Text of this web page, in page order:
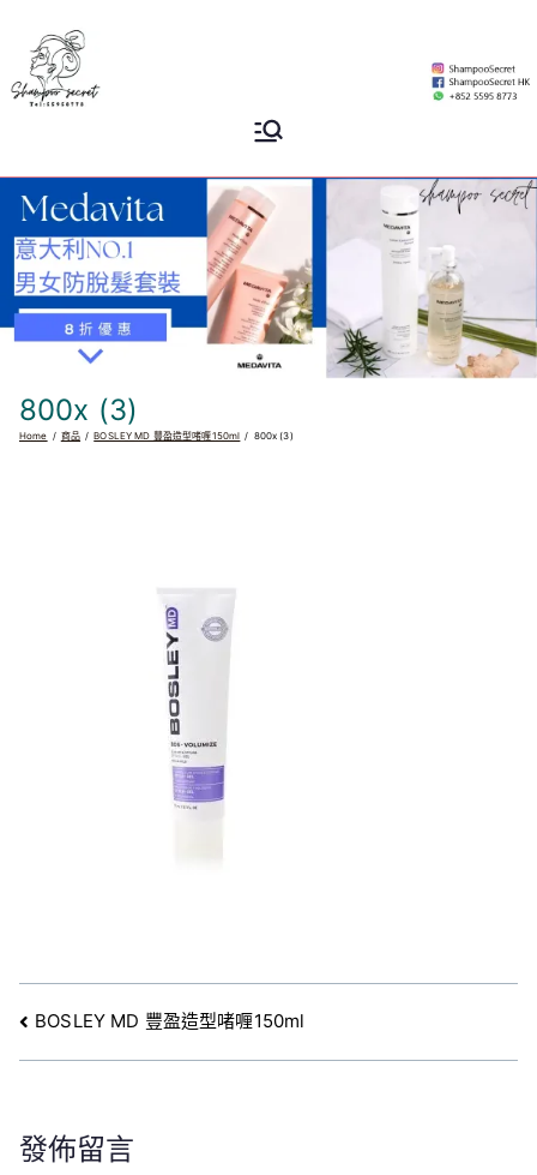
content
Secret
香港專業洗頭水專門店
800x (3)
Home 商品 BOSLEY MD 豐盈造型啫喱150ml 800x (3)
文
章
覽
BOSLEY MD 豐盈造型啫喱150ml
發佈留言